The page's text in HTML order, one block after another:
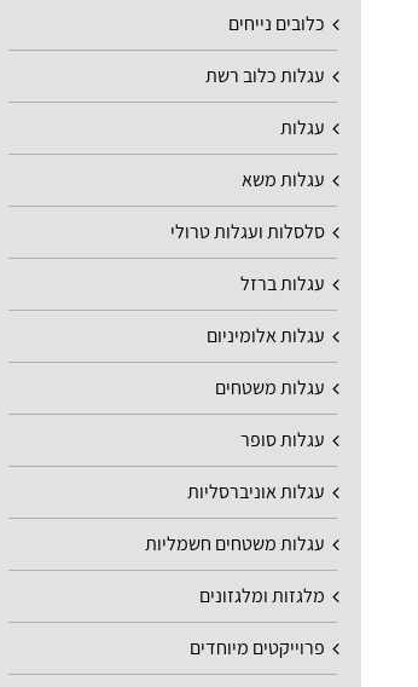
כלובים נייחים
עגלות כלוב רשת
עגלות
עגלות משא
סלסלות ועגלות טרולי
עגלות ברזל
עגלות אלומיניום
עגלות משטחים
עגלות סופר
עגלות אוניברסליות
עגלות משטחים חשמליות
מלגזות ומלגזונים
פרוייקטים מיוחדים